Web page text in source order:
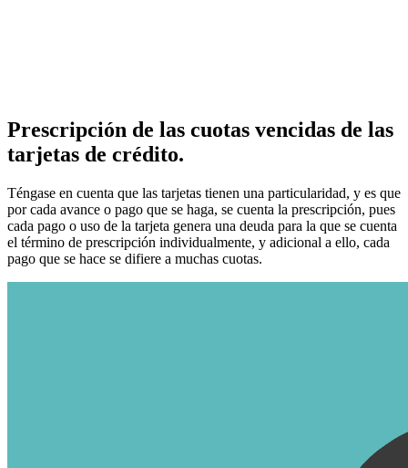
Prescripción de las cuotas vencidas de las
tarjetas de crédito.
Téngase en cuenta que las tarjetas tienen una particularidad, y es que
por cada avance o pago que se haga, se cuenta la prescripción, pues
cada pago o uso de la tarjeta genera una deuda para la que se cuenta
el término de prescripción individualmente, y adicional a ello, cada
pago que se hace se difiere a muchas cuotas.